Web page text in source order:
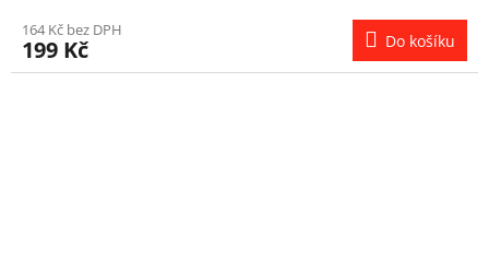
164 Kč bez DPH
199 Kč Do košíku